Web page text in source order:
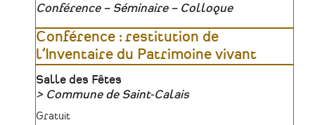
acteurs
du
mayennais
Conférence – Séminaire – Colloque
Conférence : restitution de
l’Inventaire du Patrimoine vivant
Lieu
Salle des Fêtes
Organisateur
Commune de Saint-Calais
Tarifs
Gratuit